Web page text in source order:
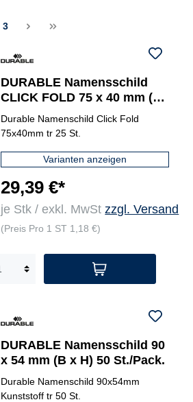
3 > >>
DURABLE Namensschild
CLICK FOLD 75 x 40 mm (B
x H) Kombiklemme
Durable Namenschild Click Fold
75x40mm tr 25 St.
Varianten anzeigen
29,39 €*
je Stk / exkl. MwStzzgl. Versand
(Preis Pro 1 ST 1,18 €)
DURABLE Namensschild 90
x 54 mm (B x H) 50 St./Pack.
Durable Namenschild 90x54mm
Kunststoff tr 50 St.